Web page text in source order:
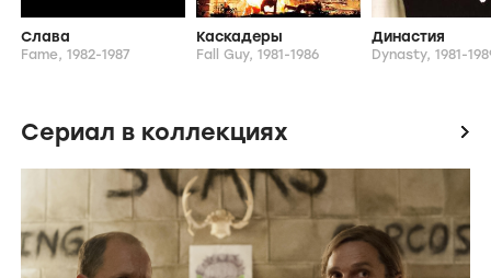
Слава
Fame, 1982-1987
Каскадеры
Fall Guy, 1981-1986
Династия
Dynasty, 1981-
Сериал в коллекциях icon